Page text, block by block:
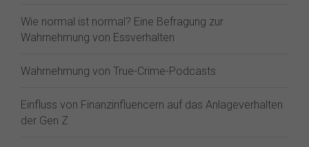
Wie normal ist normal? Eine Befragung zur
Wahrnehmung von Essverhalten
Wahrnehmung von True-Crime-Podcasts
Einfluss von Finanzinfluencern auf das Anlageverhalten
der Gen Z⁠